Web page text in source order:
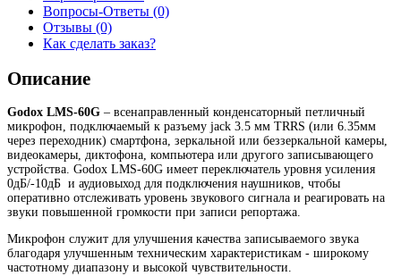
Вопросы-Ответы (0)
Отзывы (0)
Как сделать заказ?
Описание
Godox LMS-60G – всенаправленный конденсаторный петличный
микрофон, подключаемый к разъему jack 3.5 мм TRRS (или 6.35мм
через переходник) смартфона, зеркальной или беззеркальной камеры,
видеокамеры, диктофона, компьютера или другого записывающего
устройства. Godox LMS-60G имеет переключатель уровня усиления
0дБ/-10дБ и аудиовыход для подключения наушников, чтобы
оперативно отслеживать уровень звукового сигнала и реагировать на
звуки повышенной громкости при записи репортажа.
Микрофон служит для улучшения качества записываемого звука
благодаря улучшенным техническим характеристикам - широкому
частотному диапазону и высокой чувствительности.